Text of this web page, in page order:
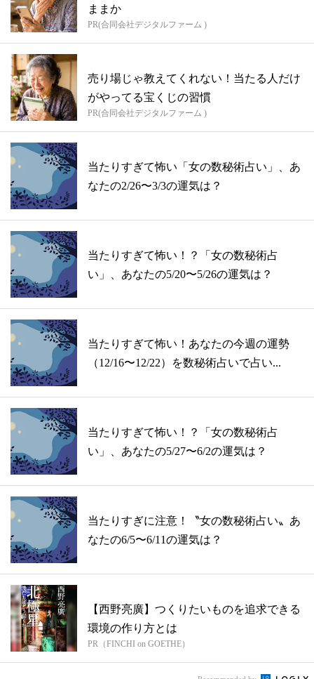
ままか
PR(合同会社デジタルファーム )
売り場じゃ教えてくれない！当たる人だけ
がやってる宝くじの習慣
PR(合同会社デジタルファーム )
当たりすぎて怖い「女の数秘術占い」、あ
なたの2/26〜3/3の運気は？
当たりすぎて怖い！？「女の数秘術占
い」、あなたの5/20〜5/26の運気は？
当たりすぎて怖い！あなたの今週の運勢
（12/16〜12/22）を数秘術占いで占い...
当たりすぎて怖い！？「女の数秘術占
い」、あなたの5/27〜6/2の運気は？
当たりすぎに注意！〝女の数秘術占い〟あ
なたの6/5〜6/11の運気は？
【西野亮廣】つくりたいものを追求できる
環境の作り方とは
PR（FINCHI on GOETHE）